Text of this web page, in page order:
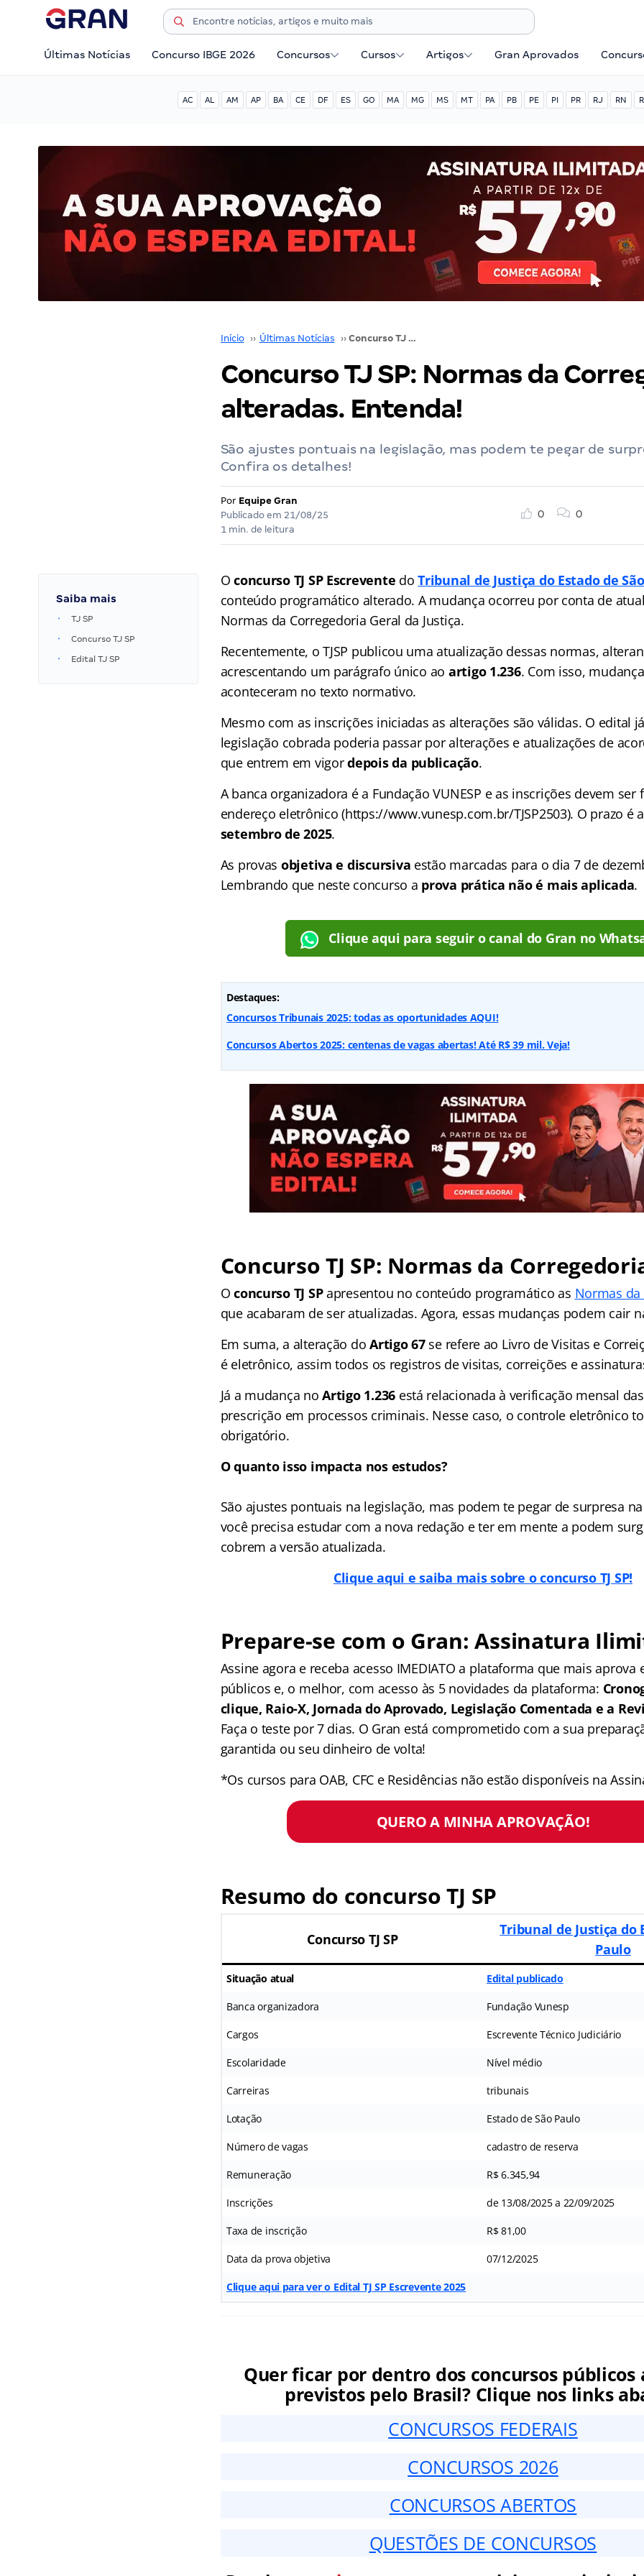
Últimas Notícias Concurso IBGE 2026 Concursos Cursos Artigos Gran Aprovados
AC AL AM AP BA CE DF ES GO MA MG MS MT PA PB PE PI PR RJ RN
Início ›› Últimas Notícias ›› Concurso TJ SP: Normas da Corregedoria alteradas. Entenda!
Concurso TJ SP: Normas da
alteradas. Entenda!
São ajustes pontuais na legislação, mas podem te pegar de
Confira os detalhes!
Por Equipe Gran
Publicado em 21/08/25
1 min. de leitura
0 0
Saiba mais
TJ SP
Concurso TJ SP
Edital TJ SP
Oconcurso TJ SP Escrevente doTribunal de Justiça do Estado de
conteúdo programático alterado. A mudança ocorreu por conta de
Normas da Corregedoria Geral da Justiça.
Recentemente, o TJSP publicou uma atualização dessas normas,
acrescentando um parágrafo único ao artigo 1.236. Com isso,
aconteceram no texto normativo.
Mesmo com as inscrições iniciadas as alterações são válidas. O edital
legislação cobrada poderia passar por alterações e atualizações de
que entrem em vigordepois da publicação.
A banca organizadora é a Fundação VUNESP e as inscrições devem ser
endereço eletrônico (https://www.vunesp.com.br/TJSP2503). O prazo é
setembro de 2025.
As provas objetiva e discursiva estão marcadas para o dia 7 de
Lembrando que neste concurso a prova prática não é mais aplicada.
Clique aqui para seguir o canal do Gran no
Destaques:
Concursos Tribunais 2025: todas as oportunidades AQUI!
Concursos Abertos 2025: centenas de vagas abertas! Até R$ 39 mil. Veja!
Concurso TJ SP: Normas da
Oconcurso TJ SPapresentou no conteúdo programático as Normas
que acabaram de ser atualizadas. Agora, essas mudanças podem cair
Em suma, a alteração doArtigo 67se refere ao Livro de Visitas e
é eletrônico, assim todos os registros de visitas, correições e
Já a mudança no Artigo 1.236 está relacionada à verificação mensal
prescrição em processos criminais. Nesse caso, o controle eletrônico
obrigatório.
O quanto isso impacta nos estudos?
São ajustes pontuais na legislação, mas podem te pegar de surpresa
você precisa estudar com a nova redação e ter em mente a podem
cobrem a versão atualizada.
Clique aqui e saiba mais sobre o concurso TJ SP!
Prepare-se com o Gran: Assinatura
Assine agora e receba acesso IMEDIATO a plataforma que mais aprova
públicos e, o melhor, com acesso às 5 novidades da plataforma:
clique, Raio-X, Jornada do Aprovado, Legislação Comentada e a
Faça o teste por 7 dias. O Gran está comprometido com a sua
garantida ou seu dinheiro de volta!
*Os cursos para OAB, CFC e Residências não estão disponíveis na
QUERO A MINHA APROVAÇÃO!
Resumo do concurso TJ SP
Concurso TJ SP
Tribunal de Justiça do
Paulo
Situação atual Edital publicado
Banca organizadora Fundação Vunesp
Cargos Escrevente Técnico Judiciário
Escolaridade Nível médio
Carreiras tribunais
Lotação Estado de São Paulo
Número de vagas cadastro de reserva
Remuneração R$ 6.345,94
Inscrições de 13/08/2025 a 22/09/2025
Taxa de inscrição R$ 81,00
Data da prova objetiva 07/12/2025
Clique aqui para ver o Edital TJ SP Escrevente 2025
Quer ficar por dentro dos concursos públicos
previstos pelo Brasil? Clique nos links
CONCURSOS FEDERAIS
CONCURSOS 2026
CONCURSOS ABERTOS
QUESTÕES DE CONCURSOS